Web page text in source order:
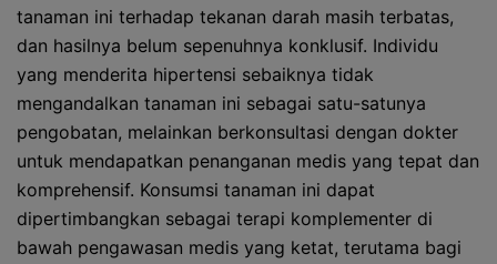
tanaman ini terhadap tekanan darah masih terbatas,
dan hasilnya belum sepenuhnya konklusif. Individu
yang menderita hipertensi sebaiknya tidak
mengandalkan tanaman ini sebagai satu-satunya
pengobatan, melainkan berkonsultasi dengan dokter
untuk mendapatkan penanganan medis yang tepat dan
komprehensif. Konsumsi tanaman ini dapat
dipertimbangkan sebagai terapi komplementer di
bawah pengawasan medis yang ketat, terutama bagi